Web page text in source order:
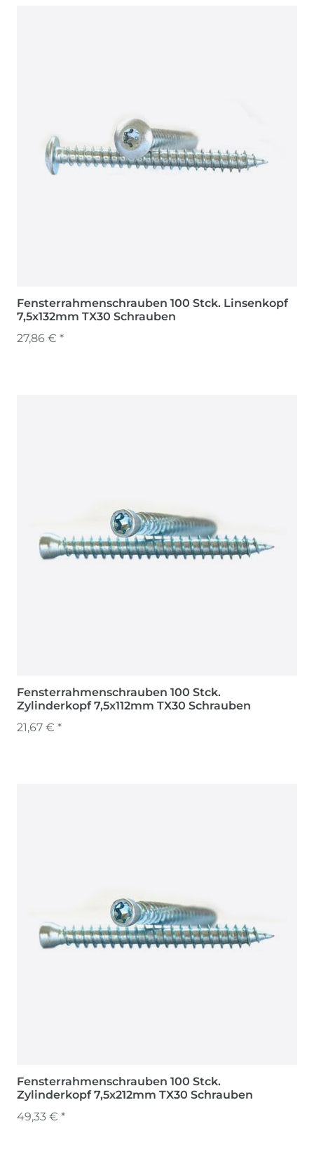
Fensterrahmenschrauben 100 Stck. Linsenkopf
7,5x132mm TX30 Schrauben
27,86 € *
Fensterrahmenschrauben 100 Stck.
Zylinderkopf 7,5x112mm TX30 Schrauben
21,67 € *
Fensterrahmenschrauben 100 Stck.
Zylinderkopf 7,5x212mm TX30 Schrauben
49,33 € *